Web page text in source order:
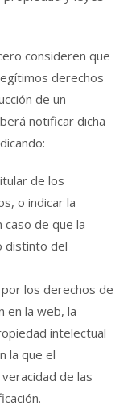
consideren que
derechos
de un
notificar dicha
de los
o indicar la
caso de que la
distinto del
los derechos de
en la web, la
intelectual
la que el
de las